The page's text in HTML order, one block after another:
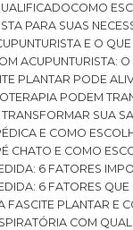
COMO
PARA SUAS
E O
ACUPUNTURISTA:
PLANTAR PODE
PODEM
SUA
E COMO
CHATO E COMO
6 FATORES
6 FATORES QUE
FASCITE PLANTAR E
COM